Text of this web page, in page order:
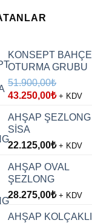
KONSEPT BAHÇE
OTURMA GRUBU
51.900,00₺
Orijinal
51.900,00₺.
43.250,00₺Şu
fiyat:
+ KDV
AHŞAP ŞEZLONG
SİSA
22.125,00₺ + KDV
AHŞAP OVAL
ŞEZLONG
28.275,00₺ + KDV
AHŞAP KOLÇAKLI